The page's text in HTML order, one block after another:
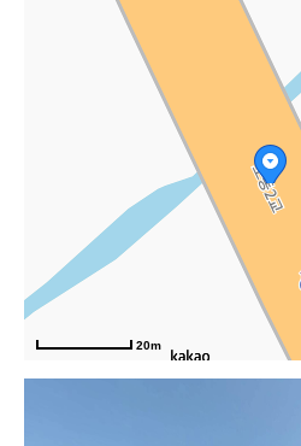
20m